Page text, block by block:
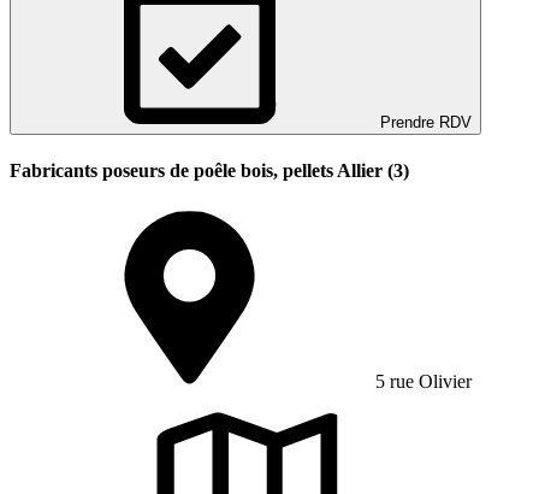
Prendre RDV
Fabricants poseurs de poêle bois, pellets Allier (3)
5 rue Olivier